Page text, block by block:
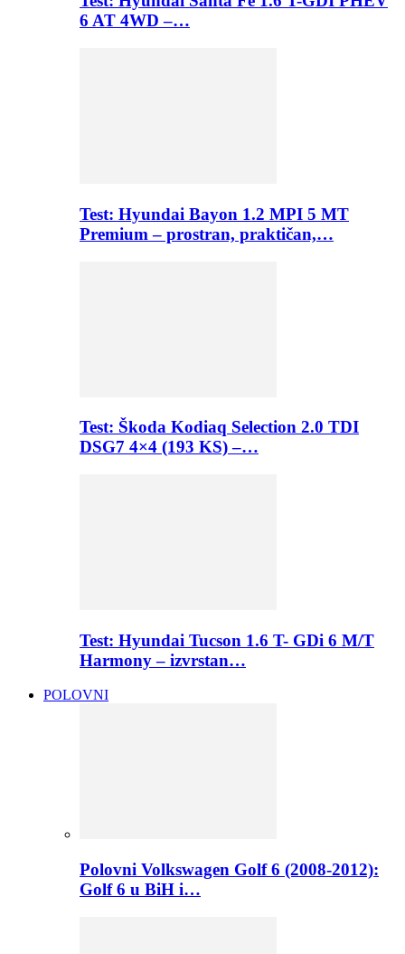
6 AT 4WD –…
Test: Hyundai Bayon 1.2 MPI 5 MT
Premium – prostran, praktičan,…
Test: Škoda Kodiaq Selection 2.0 TDI
DSG7 4×4 (193 KS) –…
Test: Hyundai Tucson 1.6 T- GDi 6 M/T
Harmony – izvrstan…
POLOVNI
Polovni Volkswagen Golf 6 (2008-2012):
Golf 6 u BiH i…